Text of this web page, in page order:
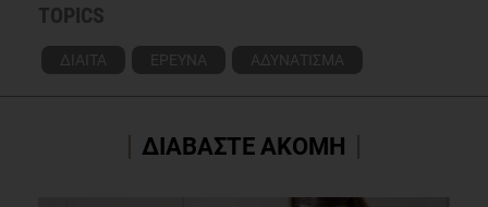
TOPICS
ΔΙΑΙΤΑ ΕΡΕΥΝΑ ΑΔΥΝΑΤΙΣΜΑ
ΔΙΑΒΑΣΤΕ ΑΚΟΜΗ